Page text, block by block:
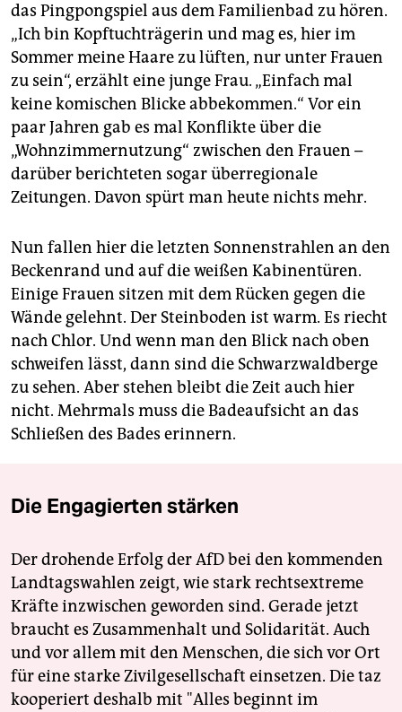
das Pingpongspiel aus dem Familienbad zu hören.
„Ich bin Kopftuchträgerin und mag es, hier im
Sommer meine Haare zu lüften, nur unter Frauen
zu sein“, erzählt eine junge Frau. „Einfach mal
keine komischen Blicke abbekommen.“ Vor ein
paar Jahren gab es mal Konflikte über die
„Wohnzimmernutzung“ zwischen den Frauen –
darüber berichteten sogar überregionale
Zeitungen. Davon spürt man heute nichts mehr.
Nun fallen hier die letzten Sonnenstrahlen an den
Beckenrand und auf die weißen Kabinentüren.
Einige Frauen sitzen mit dem Rücken gegen die
Wände gelehnt. Der Steinboden ist warm. Es riecht
nach Chlor. Und wenn man den Blick nach oben
schweifen lässt, dann sind die Schwarzwaldberge
zu sehen. Aber stehen bleibt die Zeit auch hier
nicht. Mehrmals muss die Badeaufsicht an das
Schließen des Bades erinnern.
Die Engagierten stärken
Der drohende Erfolg der AfD bei den kommenden
Landtagswahlen zeigt, wie stark rechtsextreme
Kräfte inzwischen geworden sind. Gerade jetzt
braucht es Zusammenhalt und Solidarität. Auch
und vor allem mit den Menschen, die sich vor Ort
für eine starke Zivilgesellschaft einsetzen. Die taz
kooperiert deshalb mit "Alles beginnt im